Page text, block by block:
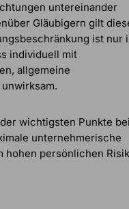
untereinander
Gläubigern gilt
ist nur
individuell mit
allgemeine
wichtigsten Punkte
unternehmerische
hohen persönlichen